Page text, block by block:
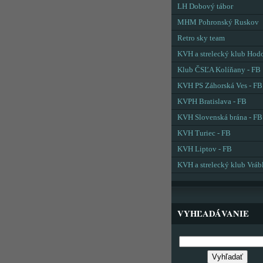
LH Dobový tábor
MHM Pohronský Ruskov
Retro sky team
KVH a strelecký klub
Klub ČSĽA Kolíňany - FB
KVH PS Záhorská Ves - FB
KVPH Bratislava - FB
KVH Slovenská brána - FB
KVH Turiec - FB
KVH Liptov - FB
KVH a strelecký klub
VYHĽADÁVANIE